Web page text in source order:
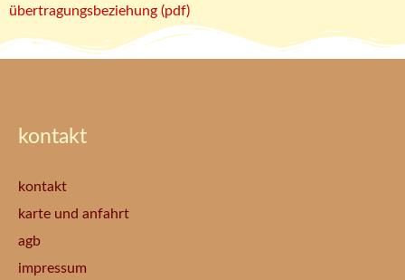
übertragungsbeziehung (pdf)
kontakt
kontakt
karte und anfahrt
agb
impressum